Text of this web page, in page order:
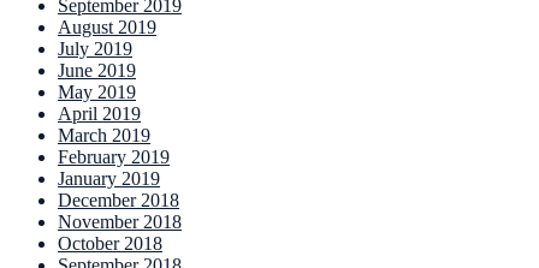
September 2019
August 2019
July 2019
June 2019
May 2019
April 2019
March 2019
February 2019
January 2019
December 2018
November 2018
October 2018